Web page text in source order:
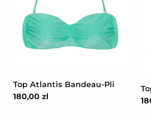
Top Atlantis Bandeau-Pli
Cena
180,00 zl